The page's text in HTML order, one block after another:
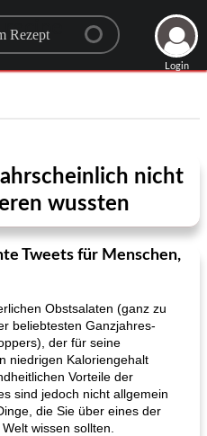
Login
nicht
wussten
Tweets für Menschen,
Obstsalaten (ganz zu
beliebtesten Ganzjahres-
der für seine
niedrigen Kaloriengehalt
Vorteile der
sind jedoch nicht allgemein
die Sie über eines der
wissen sollten.